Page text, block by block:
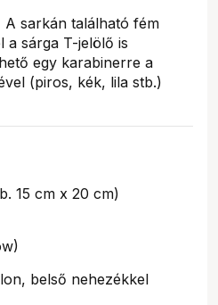
A sarkán található fém
a sárga T-jelölő is
egy karabinerre a
(piros, kék, lila stb.)
15 cm x 20 cm)
belső nehezékkel